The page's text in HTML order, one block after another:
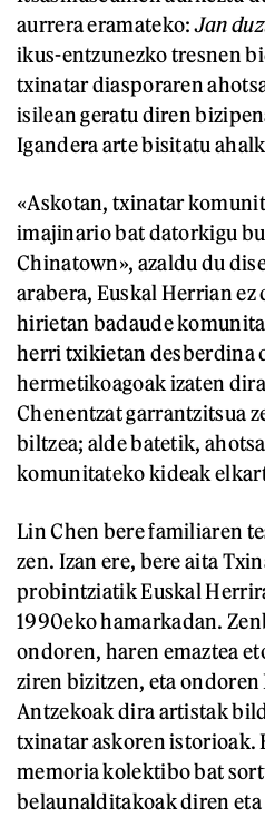
aurrera eramateko:Jan
ikus-entzunezko tresnen
txinatar diasporaren
isilean geratu diren
Igandera arte bisitatu
«Askotan, txinatar
imajinario bat datorkigu
Chinatown», azaldu du
arabera, Euskal Herrian
hirietan badaude
herri txikietan desberdina
hermetikoagoak izaten
Chenentzat garrantzitsua
biltzea; alde batetik,
komunitateko kideak
Lin Chen bere familiaren
zen. Izan ere, bere aita
probintziatik Euskal
1990eko hamarkadan.
ondoren, haren emaztea
ziren bizitzen, eta
Antzekoak dira artistak
txinatar askoren istorioak.
memoria kolektibo bat
belaunalditakoak diren